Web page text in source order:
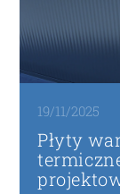
19/11/2025
Płyty